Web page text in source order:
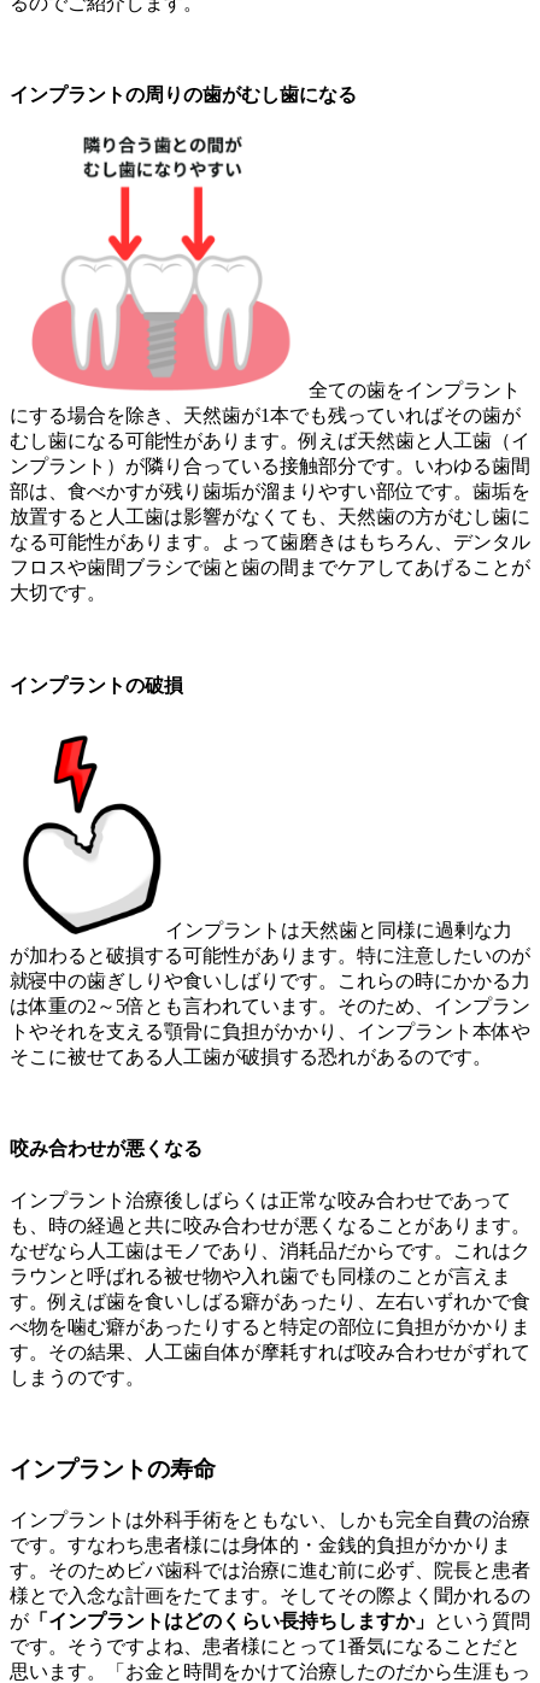
インプラントの周りの歯がむし歯になる
全ての歯をインプラント
にする場合を除き、天然歯が1本でも残っていればその歯が
むし歯になる可能性があります。例えば天然歯と人工歯（イ
ンプラント）が隣り合っている接触部分です。いわゆる歯間
部は、食べかすが残り歯垢が溜まりやすい部位です。歯垢を
放置すると人工歯は影響がなくても、天然歯の方がむし歯に
なる可能性があります。よって歯磨きはもちろん、デンタル
フロスや歯間ブラシで歯と歯の間までケアしてあげることが
大切です。
インプラントの破損
インプラントは天然歯と同様に過剰な力
が加わると破損する可能性があります。特に注意したいのが
就寝中の歯ぎしりや食いしばりです。これらの時にかかる力
は体重の2～5倍とも言われています。そのため、インプラン
トやそれを支える顎骨に負担がかかり、インプラント本体や
そこに被せてある人工歯が破損する恐れがあるのです。
咬み合わせが悪くなる
インプラント治療後しばらくは正常な咬み合わせであって
も、時の経過と共に咬み合わせが悪くなることがあります。
なぜなら人工歯はモノであり、消耗品だからです。これはク
ラウンと呼ばれる被せ物や入れ歯でも同様のことが言えま
す。例えば歯を食いしばる癖があったり、左右いずれかで食
べ物を噛む癖があったりすると特定の部位に負担がかかりま
す。その結果、人工歯自体が摩耗すれば咬み合わせがずれて
しまうのです。
インプラントの寿命
インプラントは外科手術をともない、しかも完全自費の治療
です。すなわち患者様には身体的・金銭的負担がかかりま
す。そのためビバ歯科では治療に進む前に必ず、院長と患者
様とで入念な計画をたてます。そしてその際よく聞かれるの
が 「インプラントはどのくらい長持ちしますか」 という質問
です。そうですよね、患者様にとって1番気になることだと
思います。「お金と時間をかけて治療したのだから生涯もっ